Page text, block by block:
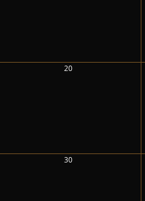
20
30